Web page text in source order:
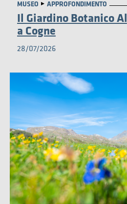
Il Giardino Botanico
a Cogne
28/07/2026
AMBIENTE
MUSEO APPROFONDIMENTO